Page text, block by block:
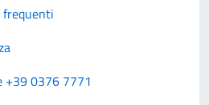
frequenti
+39 0376 7771